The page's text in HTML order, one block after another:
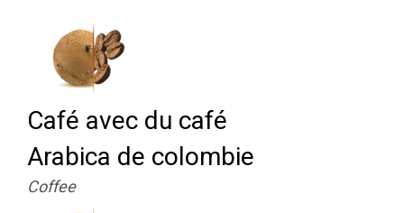
Café avec du café
Arabica de colombie
Coffee